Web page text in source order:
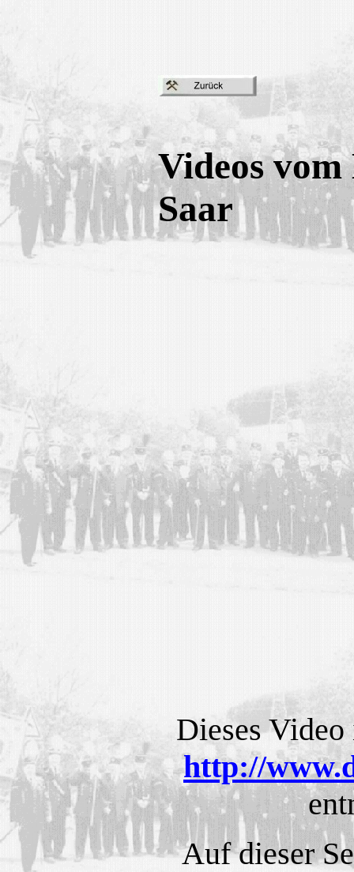
Videos
Saar
Dieses Video
http://
Auf dieser